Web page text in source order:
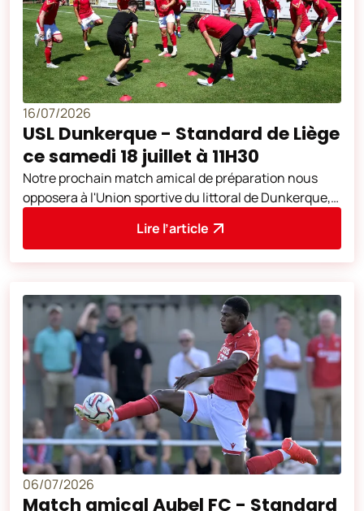
16/07/2026
USL Dunkerque - Standard de Liège
ce samedi 18 juillet à 11H30
Notre prochain match amical de préparation nous
opposera à l'Union sportive du littoral de Dunkerque,
Lire l’article
06/07/2026
Match amical Aubel FC - Standard